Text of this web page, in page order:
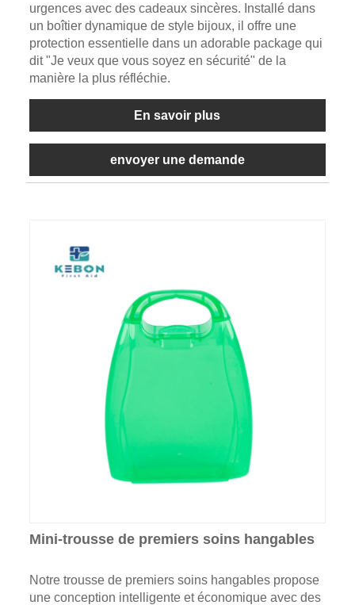
urgences avec des cadeaux sincères. Installé dans
un boîtier dynamique de style bijoux, il offre une
protection essentielle dans un adorable package qui
dit "Je veux que vous soyez en sécurité" de la
manière la plus réfléchie.
En savoir plus
envoyer une demande
Mini-trousse de premiers soins hangables
Notre trousse de premiers soins hangables propose
une conception intelligente et économique avec des